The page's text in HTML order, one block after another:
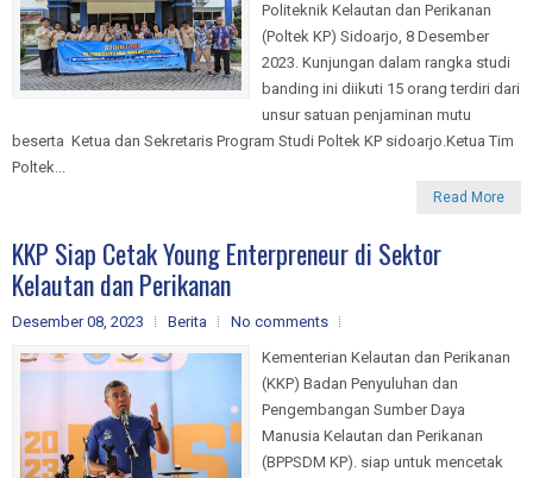
Politeknik Kelautan dan Perikanan
(Poltek KP) Sidoarjo, 8 Desember
2023. Kunjungan dalam rangka studi
banding ini diikuti 15 orang terdiri dari
unsur satuan penjaminan mutu
beserta Ketua dan Sekretaris Program Studi Poltek KP sidoarjo.Ketua Tim
Poltek...
Read More
KKP Siap Cetak Young Enterpreneur di Sektor
Kelautan dan Perikanan
Desember 08, 2023 Berita
No comments
Kementerian Kelautan dan Perikanan
(KKP) Badan Penyuluhan dan
Pengembangan Sumber Daya
Manusia Kelautan dan Perikanan
(BPPSDM KP). siap untuk mencetak